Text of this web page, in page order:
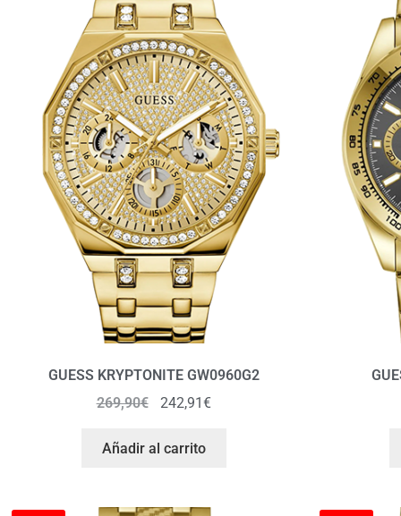
GUESS KRYPTONITE GW0960G2
269,90€ 242,91€
Añadir al carrito